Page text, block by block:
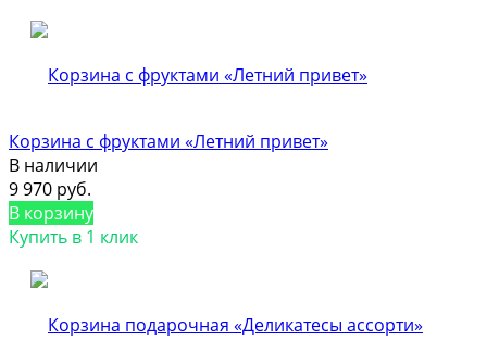
Корзина с фруктами «Летний привет»
В наличии
9 970 руб.
В корзину
Купить в 1 клик